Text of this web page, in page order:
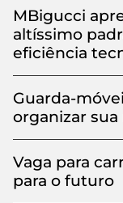
MBigucci
altíssimo
eficiência
Guarda-
organizar
Vaga para
para o futuro